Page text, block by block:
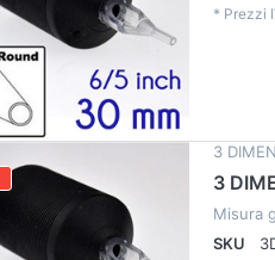
* Prezzi
3
3
Misura
SKU